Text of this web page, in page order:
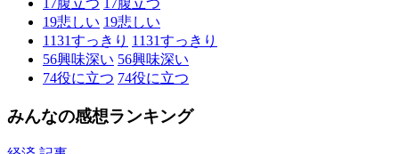
17腹立つ 17腹立つ
19悲しい 19悲しい
1131すっきり 1131すっきり
56興味深い 56興味深い
74役に立つ 74役に立つ
みんなの感想ランキング